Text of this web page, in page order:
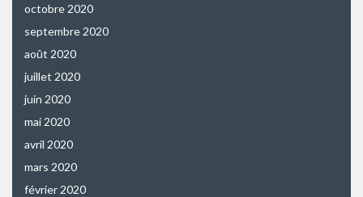
octobre 2020
septembre 2020
août 2020
juillet 2020
juin 2020
mai 2020
avril 2020
mars 2020
février 2020